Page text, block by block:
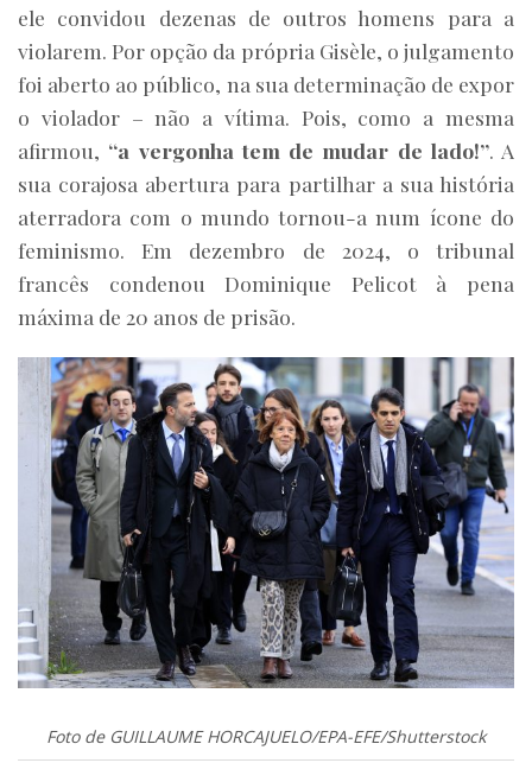
ele convidou dezenas de outros homens para a
violarem. Por opção da própria Gisèle, o julgamento
foi aberto ao público, na sua determinação de expor
o violador – não a vítima. Pois, como a mesma
afirmou, “a vergonha tem de mudar de lado!”. A
sua corajosa abertura para partilhar a sua história
aterradora com o mundo tornou-a num ícone do
feminismo. Em dezembro de 2024, o tribunal
francês condenou Dominique Pelicot à pena
máxima de 20 anos de prisão.
Foto de GUILLAUME HORCAJUELO/EPA-EFE/Shutterstock